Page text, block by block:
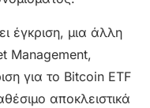
έγκριση, μια άλλη
Management,
για το Bitcoin ETF
αποκλειστικά